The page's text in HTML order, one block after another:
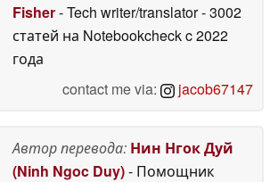
Fisher- Tech writer/translator- 3002
статей на Notebookcheckc 2022
года
contact me via:
jacob67147
Автор перевода: Нин Нгок Дуй
(Ninh Ngoc Duy)- Помощник